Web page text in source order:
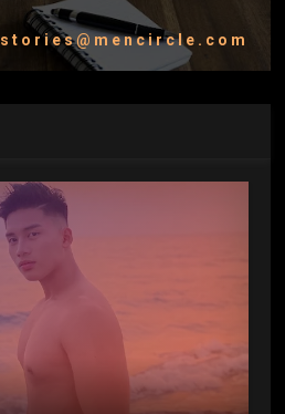
stories@mencircle.com